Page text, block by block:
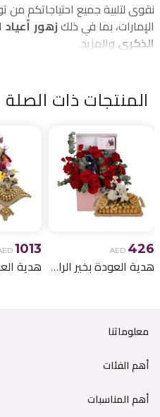
نقوى لتلبية جميع احتياجاتكم من
الإمارات، بما في ذلك زهور أعياد
الذكرى والمزيد.
المنتجات ذات الصلة
AED 426
هدية العودة بخير الرائعة 33
1013
معلوماتنا
أهم الفئات
أهم المناسبات